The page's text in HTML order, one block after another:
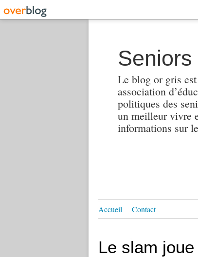
Le blog or gris
association
politiques des
un meilleur vivre
informations sur
Accueil Contact
Le slam